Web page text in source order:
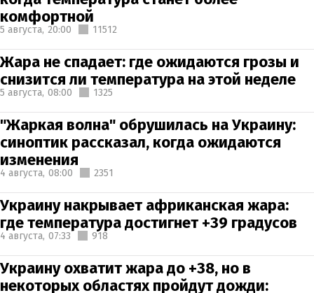
комфортной
5 августа, 20:00 11512
Жара не спадает: где ожидаются грозы и
снизится ли температура на этой неделе
5 августа, 08:00 1325
"Жаркая волна" обрушилась на Украину:
синоптик рассказал, когда ожидаются
изменения
4 августа, 08:00 2351
Украину накрывает африканская жара:
где температура достигнет +39 градусов
4 августа, 07:33 918
Украину охватит жара до +38, но в
некоторых областях пройдут дожди: